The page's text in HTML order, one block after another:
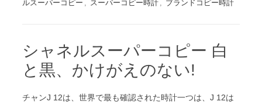
ルスーパーコピー , スーパーコピー時計 , ブランドコピー時計
シャネルスーパーコピー 白
と黒、かけがえのない!
チャンJ 12は、世界で最も確認された時計一つは、J 12は